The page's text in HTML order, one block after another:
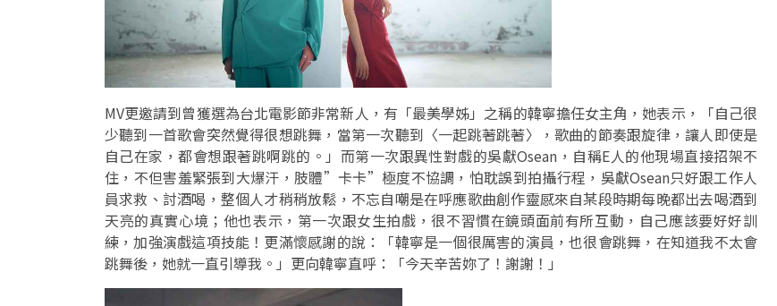
MV更邀請到曾獲選為台北電影節非常新人，有「最美學姊」之稱的韓寧擔任女主角，她表示，「自己很
少聽到一首歌會突然覺得很想跳舞，當第一次聽到〈一起跳著跳著〉，歌曲的節奏跟旋律，讓人即使是
自己在家，都會想跟著跳啊跳的。」而第一次跟異性對戲的吳獻Osean，自稱E人的他現場直接招架不
住，不但害羞緊張到大爆汗，肢體”卡卡”極度不協調，怕耽誤到拍攝行程，吳獻Osean只好跟工作人
員求救、討酒喝，整個人才稍稍放鬆，不忘自嘲是在呼應歌曲創作靈感來自某段時期每晚都出去喝酒到
天亮的真實心境；他也表示，第一次跟女生拍戲，很不習慣在鏡頭面前有所互動，自己應該要好好訓
練，加強演戲這項技能！更滿懷感謝的說：「韓寧是一個很厲害的演員，也很會跳舞，在知道我不太會
跳舞後，她就一直引導我。」更向韓寧直呼：「今天辛苦妳了！謝謝！」